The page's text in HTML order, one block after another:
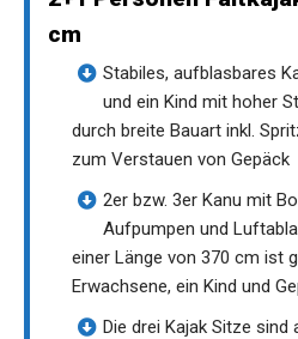
cm
Stabiles, aufblasbares
und ein Kind mit hoher
durch breite Bauart inkl.
zum Verstauen von Gepäck
2er bzw. 3er Kanu mit
Aufpumpen und
einer Länge von 370 cm ist
Erwachsene, ein Kind und
Die drei Kajak Sitze